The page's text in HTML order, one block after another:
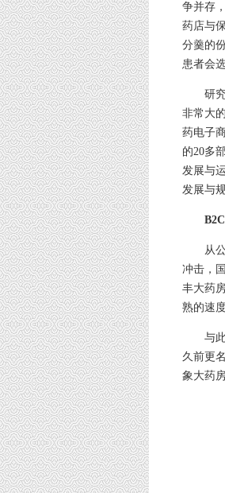
争并存
药店与
分羹的
患者会
研究人
非常大
药电子
的20多
发展与
发展与
B2C
从公布
冲击，
丰大药
熟的速度
与此同
久前更
象大药